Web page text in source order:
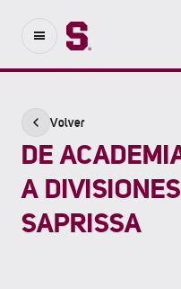
Volver
DE
A
SAPRISSA